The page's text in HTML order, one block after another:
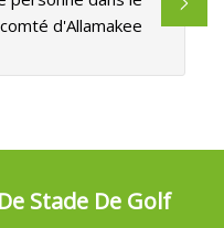
comté d'Allamakee
Stade De Golf